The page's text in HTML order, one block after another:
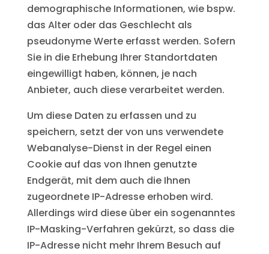
demographische Informationen, wie bspw.
das Alter oder das Geschlecht als
pseudonyme Werte erfasst werden. Sofern
Sie in die Erhebung Ihrer Standortdaten
eingewilligt haben, können, je nach
Anbieter, auch diese verarbeitet werden.
Um diese Daten zu erfassen und zu
speichern, setzt der von uns verwendete
Webanalyse-Dienst in der Regel einen
Cookie auf das von Ihnen genutzte
Endgerät, mit dem auch die Ihnen
zugeordnete IP-Adresse erhoben wird.
Allerdings wird diese über ein sogenanntes
IP-Masking-Verfahren gekürzt, so dass die
IP-Adresse nicht mehr Ihrem Besuch auf